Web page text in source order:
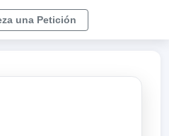
una Petición